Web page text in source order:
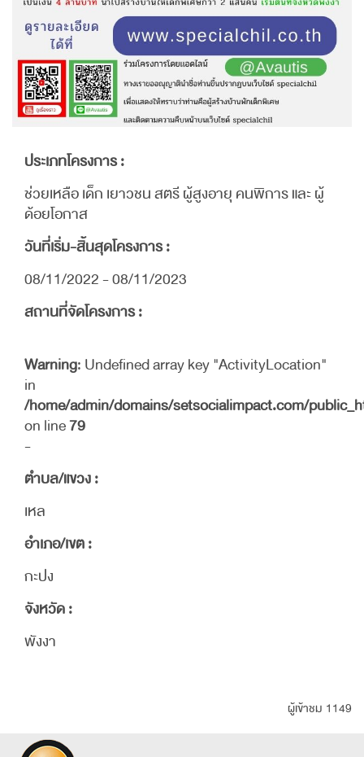
ประเภทโครงการ :
ช่วยเหลือ เด็ก เยาวชน สตรี ผู้สูงอายุ คนพิการ และ ผู้
ด้อยโอกาส
วันที่เริ่ม-สิ้นสุดโครงการ :
08/11/2022 - 08/11/2023
สถานที่จัดโครงการ :
Warning: Undefined array key "ActivityLocation"
in
/home/admin/domains/setsocialimpact.com/
on line79
-
ตำบล/แขวง :
เหล
อำเภอ/เขต :
กะปง
จังหวัด :
พังงา
ผู้เข้าชม 1149